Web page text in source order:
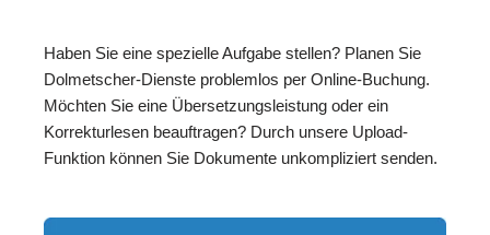
Haben Sie eine spezielle Aufgabe stellen? Planen Sie
Dolmetscher-Dienste problemlos per Online-Buchung.
Möchten Sie eine Übersetzungsleistung oder ein
Korrekturlesen beauftragen? Durch unsere Upload-
Funktion können Sie Dokumente unkompliziert senden.